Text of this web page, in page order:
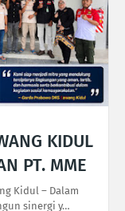
KIDUL
PT. MME
Kidul – Dalam
sinergi y…